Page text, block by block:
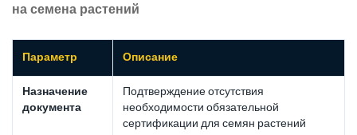
на семена растений
Параметр
Описание
Назначение
документа
Подтверждение отсутствия
необходимости обязательной
сертификации для семян растений